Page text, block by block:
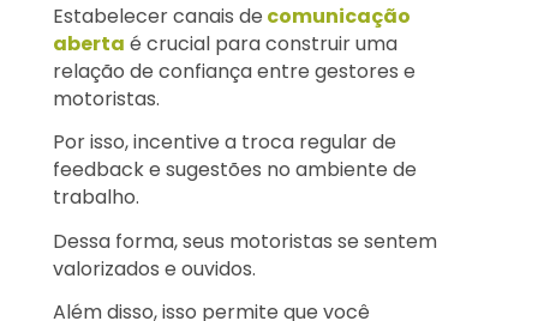
Estabelecer canais de comunicação
aberta é crucial para construir uma
relação de confiança entre gestores e
motoristas.
Por isso, incentive a troca regular de
feedback e sugestões no ambiente de
trabalho.
Dessa forma, seus motoristas se sentem
valorizados e ouvidos.
Além disso, isso permite que você